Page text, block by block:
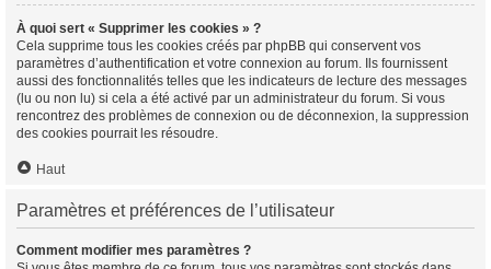
À quoi sert « Supprimer les cookies » ?
Cela supprime tous les cookies créés par phpBB qui conservent vos
paramètres d’authentification et votre connexion au forum. Ils fournissent
aussi des fonctionnalités telles que les indicateurs de lecture des messages
(lu ou non lu) si cela a été activé par un administrateur du forum. Si vous
rencontrez des problèmes de connexion ou de déconnexion, la suppression
des cookies pourrait les résoudre.
Haut
Paramètres et préférences de l’utilisateur
Comment modifier mes paramètres ?